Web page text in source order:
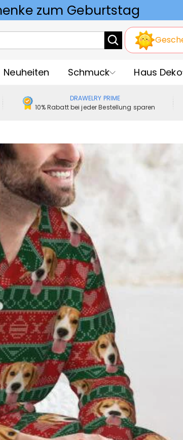
Neuheiten Schmuck Haus Deko
DRAWELRY PRIME
10% Rabatt bei jeder Bestellung sparen